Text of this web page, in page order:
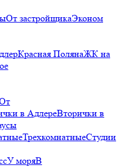
От застройщикаЭконом
Красная ПолянаЖК на
в АдлереВторички в
ТрехкомнатныеСтудии
У моряВ